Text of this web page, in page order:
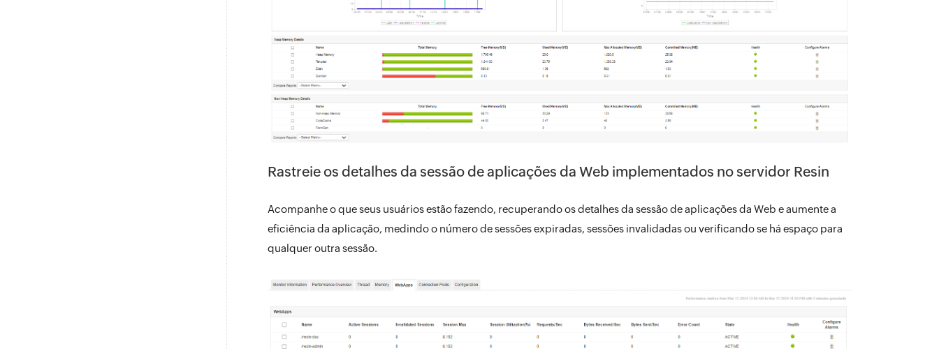
Rastreie os detalhes da sessão de aplicações da Web implementados no servidor Resin
Acompanhe o que seus usuários estão fazendo, recuperando os detalhes da sessão de aplicações da Web e aumente a
eficiência da aplicação, medindo o número de sessões expiradas, sessões invalidadas ou verificando se há espaço para
qualquer outra sessão.